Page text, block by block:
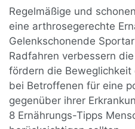
Regelmäßige und
eine arthrosegerechte
Gelenkschonende
Radfahren verbessern die
fördern die
bei Betroffenen für eine
gegenüber ihrer
8 Ernährungs-Tipps